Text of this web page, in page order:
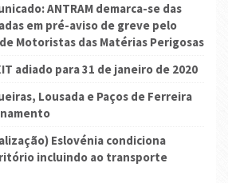
ANTRAM demarca-se das
em pré-aviso de greve pelo
Motoristas das Matérias Perigosas
adiado para 31 de janeiro de 2020
Lousada e Paços de Ferreira
Eslovénia condiciona
incluindo ao transporte